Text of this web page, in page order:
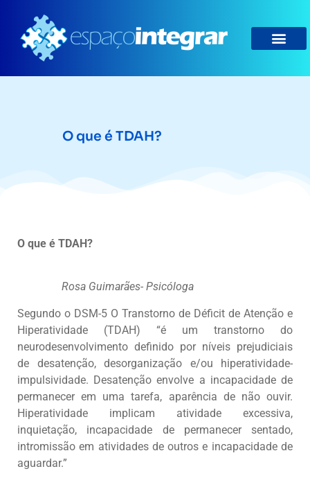
O que é TDAH?
O que é TDAH?
Rosa Guimarães- Psicóloga
Segundo o DSM-5 O Transtorno de Déficit de Atenção e
Hiperatividade (TDAH) “é um transtorno do
neurodesenvolvimento definido por níveis prejudiciais
de desatenção, desorganização e/ou hiperatividade-
impulsividade. Desatenção envolve a incapacidade de
permanecer em uma tarefa, aparência de não ouvir.
Hiperatividade implicam atividade excessiva,
inquietação, incapacidade de permanecer sentado,
intromissão em atividades de outros e incapacidade de
aguardar.”